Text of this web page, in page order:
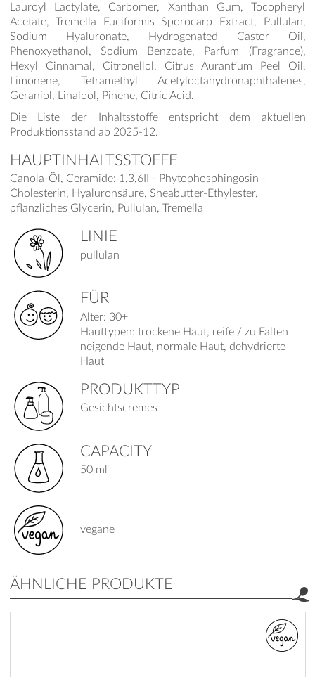
Lauroyl Lactylate, Carbomer, Xanthan Gum, Tocopheryl
Acetate, Tremella Fuciformis Sporocarp Extract, Pullulan,
Sodium Hyaluronate, Hydrogenated Castor Oil,
Phenoxyethanol, Sodium Benzoate, Parfum (Fragrance),
Hexyl Cinnamal, Citronellol, Citrus Aurantium Peel Oil,
Limonene, Tetramethyl Acetyloctahydronaphthalenes,
Geraniol, Linalool, Pinene, Citric Acid.
Die Liste der Inhaltsstoffe entspricht dem aktuellen
Produktionsstand ab 2025-12.
HAUPTINHALTSSTOFFE
Canola-Öl, Ceramide: 1,3,6II - Phytophosphingosin -
Cholesterin, Hyaluronsäure, Sheabutter-Ethylester,
pflanzliches Glycerin, Pullulan, Tremella
LINIE
pullulan
FÜR
Alter: 30+
Hauttypen: trockene Haut, reife / zu Falten
neigende Haut, normale Haut, dehydrierte
Haut
PRODUKTTYP
Gesichtscremes
CAPACITY
50 ml
vegane
ÄHNLICHE PRODUKTE